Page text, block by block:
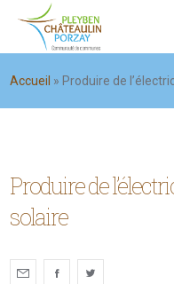
Accueil » Produire de
Produire de
solaire